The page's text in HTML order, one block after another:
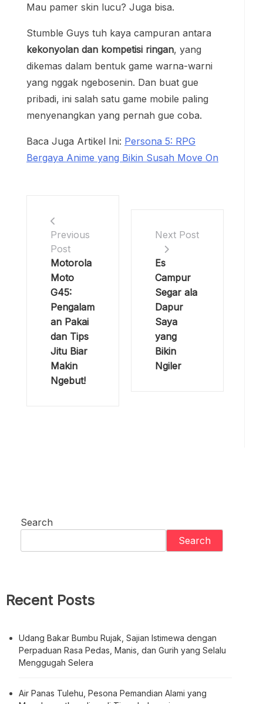
Mau pamer skin lucu? Juga bisa.
Stumble Guys tuh kaya campuran antara
kekonyolan dan kompetisi ringan, yang
dikemas dalam bentuk game warna-warni
yang nggak ngebosenin. Dan buat gue
pribadi, ini salah satu game mobile paling
menyenangkan yang pernah gue coba.
Baca Juga Artikel Ini: Persona 5: RPG
Bergaya Anime yang Bikin Susah Move On
Previous
Post
Motorola
Moto
G45:
Pengalam
an Pakai
dan Tips
Jitu Biar
Makin
Ngebut!
Next Post
Es
Campur
Segar ala
Dapur
Saya
yang
Bikin
Ngiler
Search
Search
Recent Posts
Udang Bakar Bumbu Rujak, Sajian Istimewa dengan
Perpaduan Rasa Pedas, Manis, dan Gurih yang Selalu
Menggugah Selera
Air Panas Tulehu, Pesona Pemandian Alami yang